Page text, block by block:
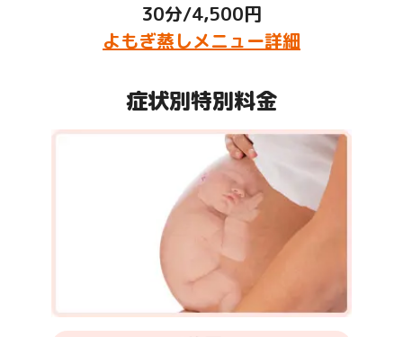
30分/4,500円
よもぎ蒸しメニュー詳細
症状別特別料金